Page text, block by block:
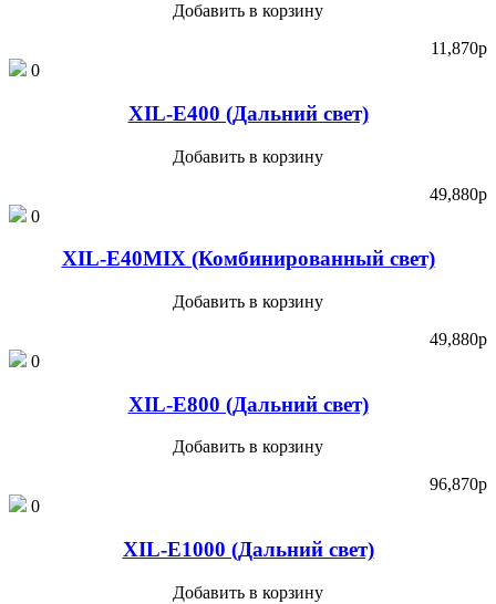
Добавить в корзину
11,870p
0
XIL-E400 (Дальний свет)
Добавить в корзину
49,880p
0
XIL-E40MIX (Комбинированный свет)
Добавить в корзину
49,880p
0
XIL-E800 (Дальний свет)
Добавить в корзину
96,870p
0
XIL-E1000 (Дальний свет)
Добавить в корзину